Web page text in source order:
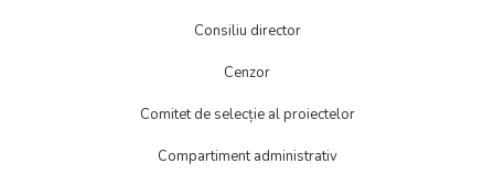
Consiliu director
Cenzor
Comitet de selecție al proiectelor
Compartiment administrativ